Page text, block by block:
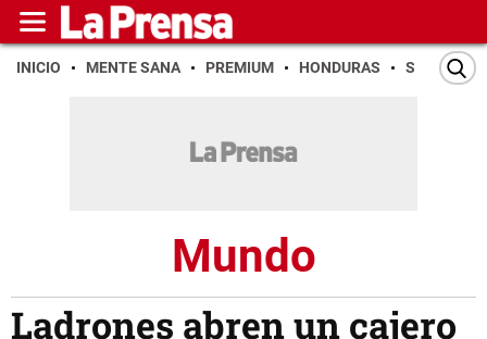
INICIO MENTE SANA PREMIUM HONDURAS SAN PEDRO
Mundo
Ladrones abren un cajero